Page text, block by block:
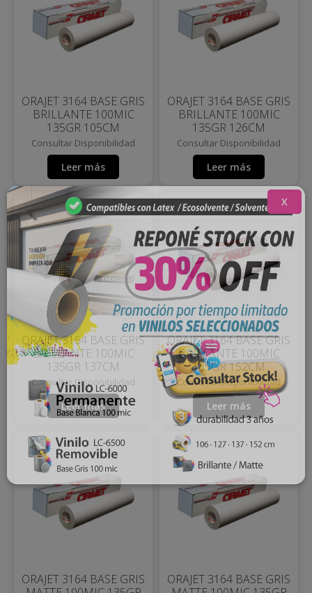
ORAJET 3164 BASE GRIS
BRILLANTE 100MIC
135GR 105CM
Consultar Disponibilidad
Leer más
ORAJET 3164 BASE GRIS
BRILLANTE 100MIC
135GR 126CM
Consultar Disponibilidad
Leer más
ORAJET 3164 BASE GRIS
BRILLANTE 100MIC
135GR 137CM
Consultar Disponibilidad
Leer más
ORAJET 3164 BASE GRIS
BRILLANTE 100MIC
135GR 152CM
Consultar Disponibilidad
Leer más
ORAJET 3164 BASE GRIS
ORAJET 3164 BASE GRIS
X